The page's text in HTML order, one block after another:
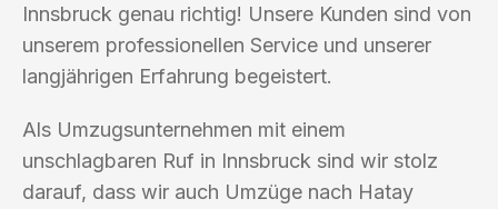
Innsbruck genau richtig! Unsere Kunden sind von
unserem professionellen Service und unserer
langjährigen Erfahrung begeistert.
Als Umzugsunternehmen mit einem
unschlagbaren Ruf in Innsbruck sind wir stolz
darauf, dass wir auch Umzüge nach Hatay